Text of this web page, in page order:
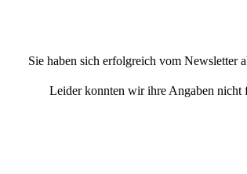
Sie haben sich erfolgreich vom Newsletter
Leider konnten wir ihre Angaben nicht